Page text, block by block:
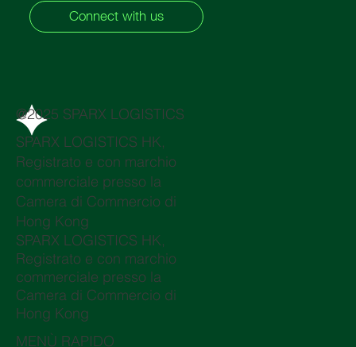
Connect with us
@2025 SPARX LOGISTICS
SPARX LOGISTICS HK,
Registrato e con marchio
commerciale presso la
Camera di Commercio di
Hong Kong
SPARX LOGISTICS HK,
Registrato e con marchio
commerciale presso la
Camera di Commercio di
Hong Kong
MENÙ RAPIDO